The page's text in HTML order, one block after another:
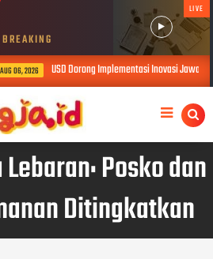
BREAKING
LIVE
AUG 06, 2026 USD Dorong Implementasi Inovasi
Posko dan
Ditingkatkan